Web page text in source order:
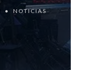
NOTICIAS